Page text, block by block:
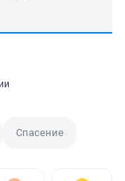
Спасение